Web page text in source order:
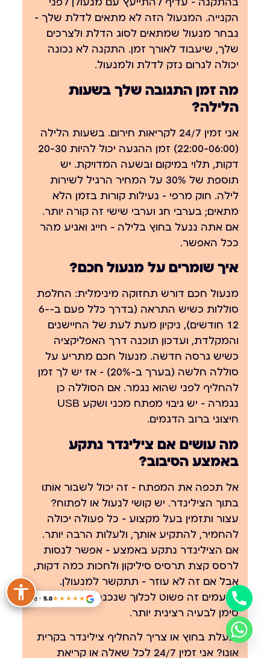
בהתקנה — עדיף להתייעץ עם מנעולן לפני
הקנייה. המנעול הזה לא מתאים לדלת שלך —
נבחר מנעול שמתאים לסוג הדלת ולצרכים
שלך, שיעבוד לאורך זמן. התקנה לא נכונה
יכולה לגרום נזק לדלת ולמנעול.
מה זמן התגובה שלך בשעות
הלילה?
אני זמין 24/7 לקריאות חירום. בשעות הלילה
(22:00-06:00) זמן ההגעה יכול להיות 20-30
דקות, תלוי במיקום ובשעה המדויקת. יש
תוספת של 30% על המחיר הרגיל לשירות
לילה. חוק מרפי — נעילות קורות בזמן הלא
מתאים; בערבי חג וערבי שישי זה קורה יותר.
אם אתה ננעל בחוץ בלילה — חייג ואגיע מהר
ככל האפשר.
איך שומרים על מנעול חכם?
מנעול חכם דורש תחזוקה מינימלית: החלפת
סוללות כשיש התראה (בדרך כלל פעם ב-6-
12 חודשים), ניקיון מעת לעת של החיישנים
והמקלדת, ועדכון תוכנה דרך האפליקציה
כשיש גרסה חדשה. מנעול חכם מתריע על
סוללה חלשה (בערך ב-20%) — אז יש לך זמן
להחליף לפני שהוא נגמר. אם הסוללה כן
נגמרה — יש גיבוי מפתח מכני ושקע USB
חיצוני ברוב הדגמים.
מה עושים אם צילינדר נתקע
באמצע הסיבוב?
אל תכפה את המפתח — זה יכול לשבור אותו
בתוך הצילינדר. יש קושי לנעול או לפתוח?
עצור ותזמין בעל מקצוע — כל פעולה יכולה
להחמיר, להתקיע אותך, ולעלות הרבה יותר.
אם הצילינדר נתקע באמצע — אפשר לנסות
לרסס קצת תרסיס סיליקון ולחכות כמה דקות,
אבל אם זה לא עוזר — תתקשר למנעולן.
לפעמים זה פשוט לכלוך שנכנס, ולפעמים זה
סימן לבעיה רצינית יותר.
ננעלת בחוץ או צריך להחליף צילינדר בקרית
אונו? אני זמין 24/7 לכל שאלה או קריאת
★★★★★
Google · 5.0